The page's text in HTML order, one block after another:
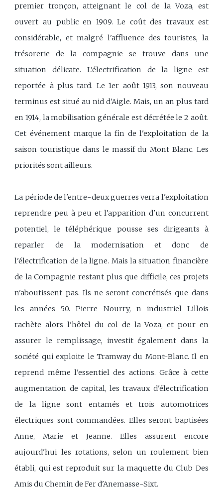
premier tronçon, atteignant le col de la Voza, est
ouvert au public en 1909. Le coût des travaux est
considérable, et malgré l'affluence des touristes, la
trésorerie de la compagnie se trouve dans une
situation délicate. L'électrification de la ligne est
reportée à plus tard. Le 1er août 1913, son nouveau
terminus est situé au nid d'Aigle. Mais, un an plus tard
en 1914, la mobilisation générale est décrétée le 2 août.
Cet événement marque la fin de l'exploitation de la
saison touristique dans le massif du Mont Blanc. Les
priorités sont ailleurs.
La période de l'entre-deux guerres verra l'exploitation
reprendre peu à peu et l'apparition d'un concurrent
potentiel, le téléphérique pousse ses dirigeants à
reparler de la modernisation et donc de
l'électrification de la ligne. Mais la situation financière
de la Compagnie restant plus que difficile, ces projets
n'aboutissent pas. Ils ne seront concrétisés que dans
les années 50. Pierre Nourry, n industriel Lillois
rachète alors l'hôtel du col de la Voza, et pour en
assurer le remplissage, investit également dans la
société qui exploite le Tramway du Mont-Blanc. Il en
reprend même l'essentiel des actions. Grâce à cette
augmentation de capital, les travaux d'électrification
de la ligne sont entamés et trois automotrices
électriques sont commandées. Elles seront baptisées
Anne, Marie et Jeanne. Elles assurent encore
aujourd'hui les rotations, selon un roulement bien
établi, qui est reproduit sur la maquette du Club Des
Amis du Chemin de Fer d'Anemasse-Sixt.